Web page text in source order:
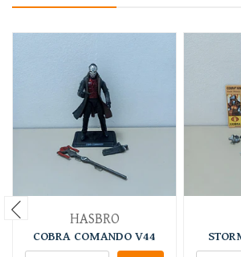
HASBRO
COBRA COMANDO V44